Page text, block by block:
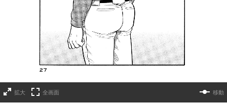
拡大 全画面 移動